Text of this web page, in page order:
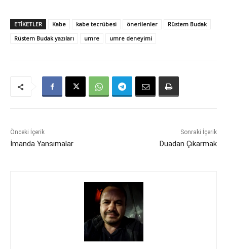
ETIKETLER Kabe kabe tecrübesi önerilenler
Rüstem Budak
Rüstem Budak yazıları
umre umre deneyimi
Önceki İçerik
İmanda Yansımalar
Sonraki İçerik
Duadan Çıkarmak